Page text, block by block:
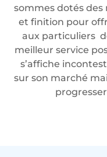
sommes dotés
et finition pour
aux particuliers
meilleur service
s’affiche
sur son marché